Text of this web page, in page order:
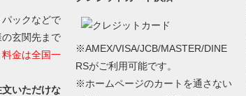
ックなどで
玄関先まで
料金は全国一
いただけな
※AMEX/VISA/JCB/MASTER/DINE
RSがご利用可能です。
※ホームページのカートを通さない